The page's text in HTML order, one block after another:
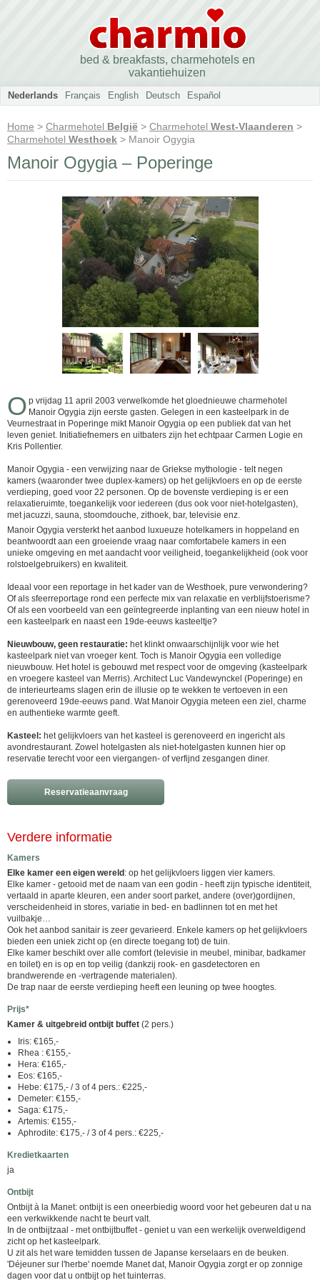
bed & breakfasts, charmehotels en
vakantiehuizen
Nederlands Français English Deutsch Español
Home > Charmehotel België > Charmehotel West-Vlaanderen >
Charmehotel Westhoek > Manoir Ogygia
Manoir Ogygia – Poperinge
O p vrijdag 11 april 2003 verwelkomde het gloednieuwe charmehotel
Manoir Ogygia zijn eerste gasten. Gelegen in een kasteelpark in de
Veurnestraat in Poperinge mikt Manoir Ogygia op een publiek dat van het
leven geniet. Initiatiefnemers en uitbaters zijn het echtpaar Carmen Logie en
Kris Pollentier.
Manoir Ogygia - een verwijzing naar de Griekse mythologie - telt negen
kamers (waaronder twee duplex-kamers) op het gelijkvloers en op de eerste
verdieping, goed voor 22 personen. Op de bovenste verdieping is er een
relaxatieruimte, toegankelijk voor iedereen (dus ook voor niet-hotelgasten),
met jacuzzi, sauna, stoomdouche, zithoek, bar, televisie enz.
Manoir Ogygia versterkt het aanbod luxueuze hotelkamers in hoppeland en
beantwoordt aan een groeiende vraag naar comfortabele kamers in een
unieke omgeving en met aandacht voor veiligheid, toegankelijkheid (ook voor
rolstoelgebruikers) en kwaliteit.
Ideaal voor een reportage in het kader van de Westhoek, pure verwondering?
Of als sfeerreportage rond een perfecte mix van relaxatie en verblijfstoerisme?
Of als een voorbeeld van een geïntegreerde inplanting van een nieuw hotel in
een kasteelpark en naast een 19de-eeuws kasteeltje?
Nieuwbouw, geen restauratie: het klinkt onwaarschijnlijk voor wie het
kasteelpark niet van vroeger kent. Toch is Manoir Ogygia een volledige
nieuwbouw. Het hotel is gebouwd met respect voor de omgeving (kasteelpark
en vroegere kasteel van Merris). Architect Luc Vandewynckel (Poperinge) en
de interieurteams slagen erin de illusie op te wekken te vertoeven in een
gerenoveerd 19de-eeuws pand. Wat Manoir Ogygia meteen een ziel, charme
en authentieke warmte geeft.
Kasteel: het gelijkvloers van het kasteel is gerenoveerd en ingericht als
avondrestaurant. Zowel hotelgasten als niet-hotelgasten kunnen hier op
reservatie terecht voor een viergangen- of verfijnd zesgangen diner.
Reservatieaanvraag
Verdere informatie
Kamers
Elke kamer een eigen wereld : op het gelijkvloers liggen vier kamers.
Elke kamer - getooid met de naam van een godin - heeft zijn typische identiteit,
vertaald in aparte kleuren, een ander soort parket, andere (over)gordijnen,
verscheidenheid in stores, variatie in bed- en badlinnen tot en met het
vuilbakje…
Ook het aanbod sanitair is zeer gevarieerd. Enkele kamers op het gelijkvloers
bieden een uniek zicht op (en directe toegang tot) de tuin.
Elke kamer beschikt over alle comfort (televisie in meubel, minibar, badkamer
en toilet) en is op en top veilig (dankzij rook- en gasdetectoren en
brandwerende en -vertragende materialen).
De trap naar de eerste verdieping heeft een leuning op twee hoogtes.
Prijs*
Kamer & uitgebreid ontbijt buffet (2 pers.)
Iris: €165,-
Rhea : €155,-
Hera: €165,-
Eos: €165,-
Hebe: €175,- / 3 of 4 pers.: €225,-
Demeter: €155,-
Saga: €175,-
Artemis: €155,-
Aphrodite: €175,- / 3 of 4 pers.: €225,-
Kredietkaarten
ja
Ontbijt
Ontbijt à la Manet: ontbijt is een oneerbiedig woord voor het gebeuren dat u na
een verkwikkende nacht te beurt valt.
In de ontbijtzaal - met ontbijtbuffet - geniet u van een werkelijk overweldigend
zicht op het kasteelpark.
U zit als het ware temidden tussen de Japanse kerselaars en de beuken.
'Déjeuner sur l'herbe' noemde Manet dat, Manoir Ogygia zorgt er op zonnige
dagen voor dat u ontbijt op het tuinterras.